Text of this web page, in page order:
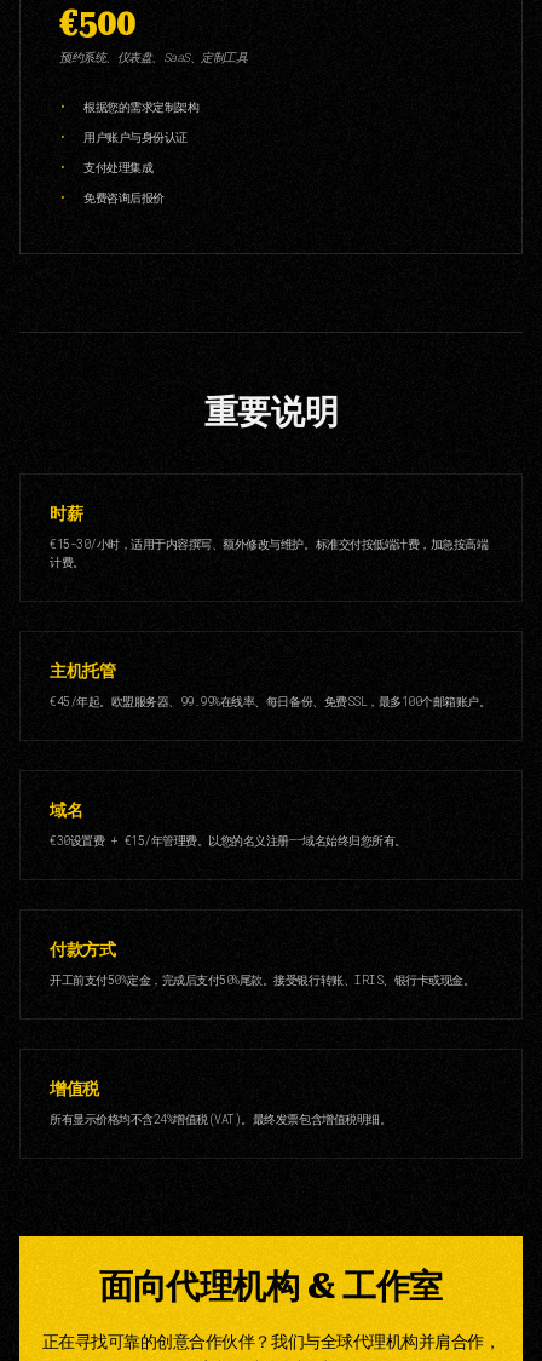
€500
预约系统、仪表盘、SaaS、定制工具
根据您的需求定制架构
用户账户与身份认证
支付处理集成
免费咨询后报价
重要说明
时薪
€15-30/小时，适用于内容撰写、额外修改与维护。标准交付按低端计费，加急按高端
计费。
主机托管
€45/年起。欧盟服务器、99.99%在线率、每日备份、免费SSL，最多100个邮箱账户。
域名
€30设置费 + €15/年管理费。以您的名义注册——域名始终归您所有。
付款方式
开工前支付50%定金，完成后支付50%尾款。接受银行转账、IRIS、银行卡或现金。
增值税
所有显示价格均不含24%增值税(VAT)。最终发票包含增值税明细。
面向代理机构 & 工作室
正在寻找可靠的创意合作伙伴？我们与全球代理机构并肩合作，